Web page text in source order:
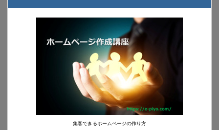
集客できるホームページの作り方